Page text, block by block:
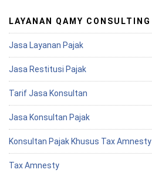
LAYANAN QAMY CONSULTING
Jasa Layanan Pajak
Jasa Restitusi Pajak
Tarif Jasa Konsultan
Jasa Konsultan Pajak
Konsultan Pajak Khusus Tax Amnesty
Tax Amnesty